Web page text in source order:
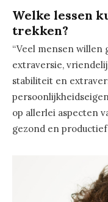
Welke lessen
trekken?
“Veel mensen willen
extraversie,
stabiliteit en
op allerlei aspecten
gezond en